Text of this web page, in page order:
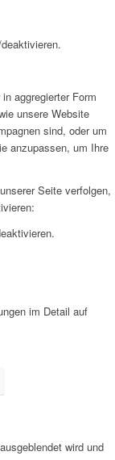
aggregierter Form
unsere Website
sind, oder um
anzupassen, um Ihre
Seite verfolgen,
im Detail auf
wird und